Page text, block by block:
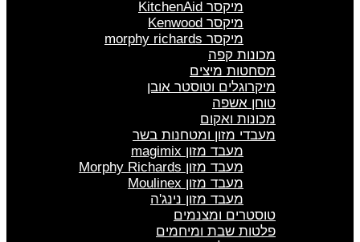
מכונות קפה
מסחטות מיצים
מיקרוגלים וטוסטר אובן
טוחן אשפה
מכונות ואקום
מעבדי מזון ומטחנות בשר
מעבד מזון magimix
מעבד מזון Morphy Richards
מעבד מזון Moulinex
מעבד מזון נינג'ה
טוסטרים ומצנמים
פלטות שבת ומיחמים